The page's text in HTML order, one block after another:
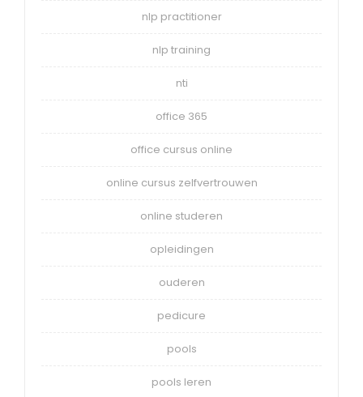
nlp practitioner
nlp training
nti
office 365
office cursus online
online cursus zelfvertrouwen
online studeren
opleidingen
ouderen
pedicure
pools
pools leren